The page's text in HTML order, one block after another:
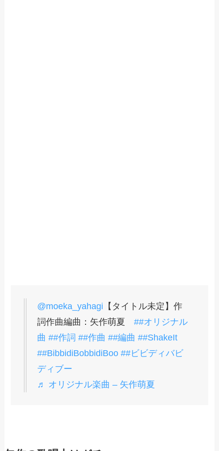
@moeka_yahagi 【タイトル未定】作
詞作曲編曲：矢作萌夏##オリジナル
曲 ##作詞 ##作曲 ##編曲 ##ShakeIt
##BibbidiBobbidiBoo ##ビビディバビ
ディブー
♬ オリジナル楽曲 – 矢作萌夏